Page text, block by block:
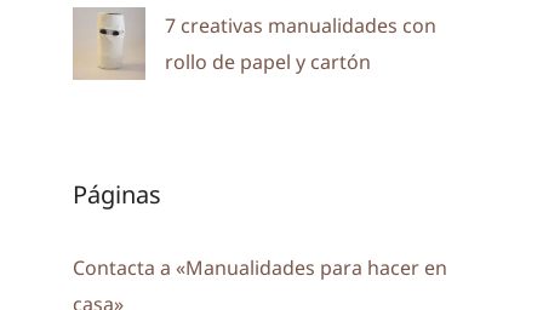
7 creativas manualidades con
rollo de papel y cartón
Páginas
Contacta a «Manualidades para hacer en
casa»